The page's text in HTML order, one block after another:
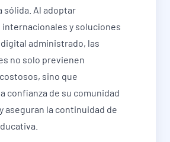
sólida. Al adoptar
y soluciones
administrado, las
no solo previenen
sino que
confianza de su comunidad
aseguran la continuidad de